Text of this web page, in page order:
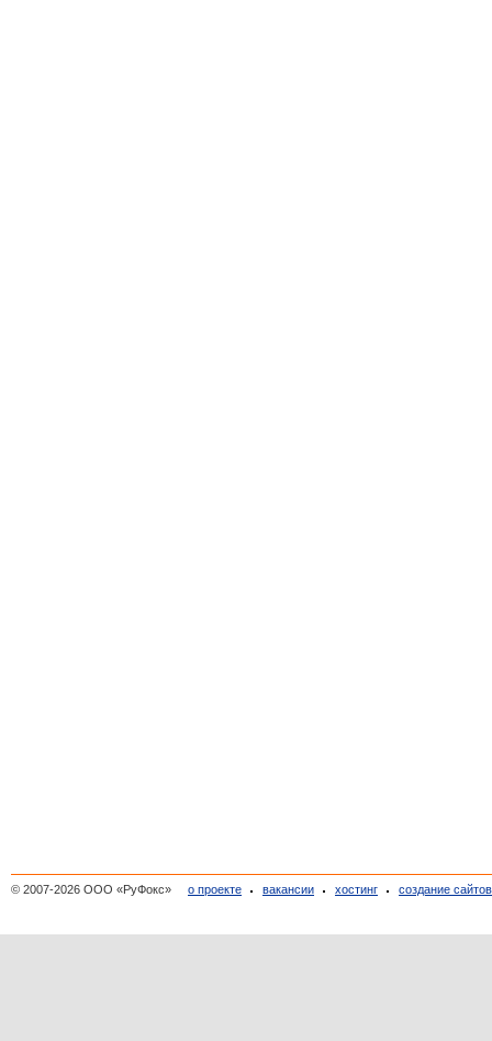
© 2007-2026 ООО «РуФокс» о проекте вакансии хостинг создание сайтов